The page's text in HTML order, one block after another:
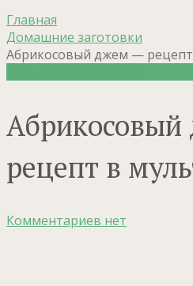
Главная
Домашние заготовки
Абрикосовый джем —
рецепт в
Комментариев нет